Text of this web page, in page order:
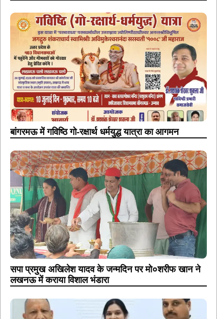
बांगरमऊ में गविष्ठि गो-रक्षार्थ धर्मयुद्ध यात्रा का आगमन
सपा प्रमुख अखिलेश यादव के जन्मदिन पर मो०शरीफ खान ने
लखनऊ में कराया विशाल भंडारा